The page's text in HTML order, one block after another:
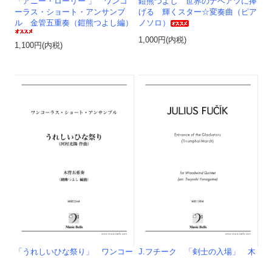
ーラス・ショート・アンサンブ
ル 金管五重奏（鎧熊つよし編）
1,100円(内税)
げる 輝くスター☆変奏曲（ピア
ノソロ）
1,000円(内税)
「うれしいひな祭り」 ワンコー
J.フチーク 「剣士の入場」 木